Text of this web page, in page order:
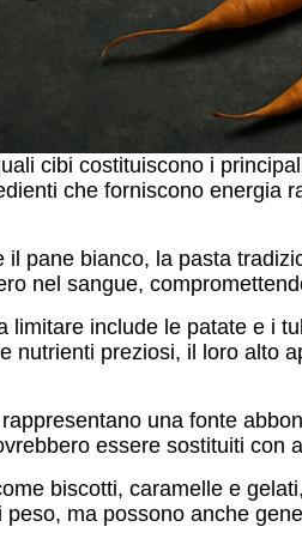
cibi costituiscono i
che forniscono energia
pane bianco, la pasta
nel sangue,
include le patate e i
preziosi, il loro alto
una fonte
essere sostituiti con
biscotti, caramelle e
ma possono anche